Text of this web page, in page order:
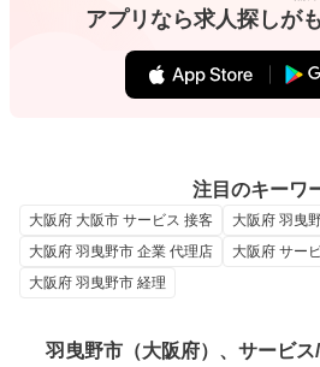
アプリなら求人探しが
注目のキーワ
大阪府 大阪市 サービス 接客
大阪府 羽曳
大阪府 羽曳野市 企業 代理店
大阪府 サー
大阪府 羽曳野市 経理
羽曳野市（大阪府）、サービ